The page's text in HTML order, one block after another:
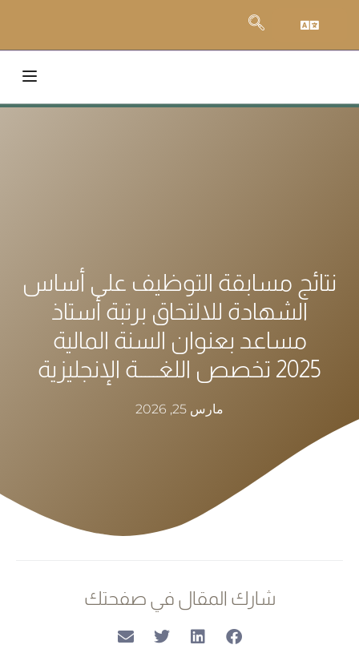
نتائج مسابقة التوظيف على أساس
الشهادة للالتحاق برتبة أستاذ
مساعد بعنوان السنة المالية
2025 تخصص اللغـــــة الإنجليزية
مارس 25, 2026
شارك المقال في صفحتك